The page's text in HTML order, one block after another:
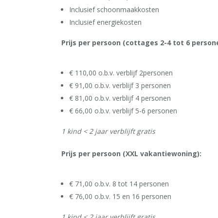
Inclusief schoonmaakkosten
Inclusief energiekosten
Prijs per persoon (cottages 2-4 tot 6
€ 110,00 o.b.v. verblijf 2personen
€ 91,00 o.b.v. verblijf 3 personen
€ 81,00 o.b.v. verblijf 4 personen
€ 66,00 o.b.v. verblijf 5-6 personen
1 kind < 2 jaar verblijft gratis
Prijs per persoon (XXL vakantiewoning):
€ 71,00 o.b.v. 8 tot 14 personen
€ 76,00 o.b.v. 15 en 16 personen